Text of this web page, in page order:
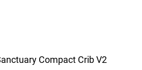
Compact Crib V2